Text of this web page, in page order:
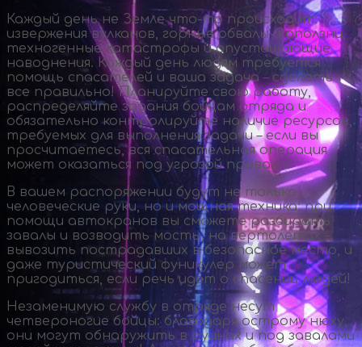
Каждый день не Землечто-то происходит:
извержения вулканов, горные обвалы и оползни,
техногенные катастрофы и опустошающие
наводнения. Каждый день людям требуется
помощь спасателей и ваша задача – сделать
все правильно! Планируйте свою работу,
распределяйте задания бойцам отряда и
обязательно контролируйте наличие ресурсов,
требуемых для выполнения задачи – если вы
просчитаетесь, вся спасательная операция
может оказаться под угрозой провала!
В вашем распоряжении будут не только
человеческие руки, но и мощная техника: при
помощи автокранов вы сможете разбирать
завалы и возводить мосты, на вертолетах –
вывозить пострадавших в безопасное место, и
даже туристический фуникулер может
пригодиться, если речь идет о спасении людей!
Незаменимую службу в отряде несут
четвероногие бойцы: благодаря острому нюху,
они могут обнаружить в руинах и под завалами